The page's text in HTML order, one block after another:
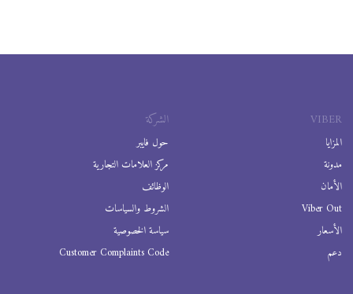
VIBER
المزايا
مدونة
الأمان
Viber Out
الأسعار
دعم
الشركة
حول فايبر
مركز العلامات التجارية
الوظائف
الشروط والسياسات
سياسة الخصوصية
Customer Complaints Code